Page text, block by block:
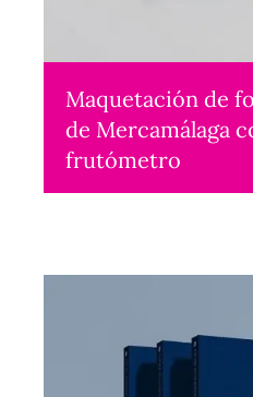
Maquetación de
de Mercamálaga
frutómetro